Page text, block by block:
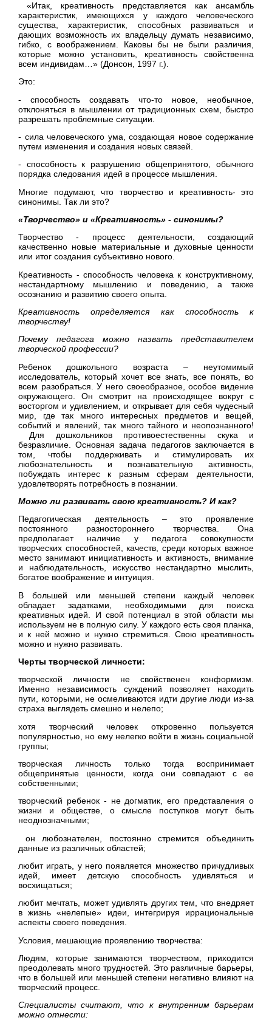
«Итак, креативность представляется как ансамбль
характеристик, имеющихся у каждого человеческого
существа, характеристик, способных развиваться и
дающих возможность их владельцу думать независимо,
гибко, с воображением. Каковы бы не были различия,
которые можно установить, креативность свойственна
всем индивидам…» (Донсон, 1997 г.).
Это:
- способность создавать что-то новое, необычное,
отклоняться в мышлении от традиционных схем, быстро
разрешать проблемные ситуации.
- сила человеческого ума, создающая новое содержание
путем изменения и создания новых связей.
- способность к разрушению общепринятого, обычного
порядка следования идей в процессе мышления.
Многие подумают, что творчество и креативность- это
синонимы. Так ли это?
«Творчество» и «Креативность» - синонимы?
Творчество - процесс деятельности, создающий
качественно новые материальные и духовные ценности
или итог создания субъективно нового.
Креативность - способность человека к конструктивному,
нестандартному мышлению и поведению, а также
осознанию и развитию своего опыта.
Креативность определяется как способность к
творчеству!
Почему педагога можно назвать представителем
творческой профессии?
Ребенок дошкольного возраста – неутомимый
исследователь, который хочет все знать, все понять, во
всем разобраться. У него своеобразное, особое видение
окружающего. Он смотрит на происходящее вокруг с
восторгом и удивлением, и открывает для себя чудесный
мир, где так много интересных предметов и вещей,
событий и явлений, так много тайного и неопознанного!
Для дошкольников противоестественны скука и
безразличие. Основная задача педагогов заключается в
том, чтобы поддерживать и стимулировать их
любознательность и познавательную активность,
побуждать интерес к разным сферам деятельности,
удовлетворять потребность в познании.
Можно ли развивать свою креативность? И как?
Педагогическая деятельность – это проявление
постоянного разностороннего творчества. Она
предполагает наличие у педагога совокупности
творческих способностей, качеств, среди которых важное
место занимают инициативность и активность, внимание
и наблюдательность, искусство нестандартно мыслить,
богатое воображение и интуиция.
В большей или меньшей степени каждый человек
обладает задатками, необходимыми для поиска
креативных идей. И свой потенциал в этой области мы
используем не в полную силу. У каждого есть своя планка,
и к ней можно и нужно стремиться. Свою креативность
можно и нужно развивать.
Черты творческой личности:
творческой личности не свойственен конформизм.
Именно независимость суждений позволяет находить
пути, которыми, не осмеливаются идти другие люди из-за
страха выглядеть смешно и нелепо;
хотя творческий человек откровенно пользуется
популярностью, но ему нелегко войти в жизнь социальной
группы;
творческая личность только тогда воспринимает
общепринятые ценности, когда они совпадают с ее
собственными;
творческий ребенок - не догматик, его представления о
жизни и обществе, о смысле поступков могут быть
неоднозначными;
он любознателен, постоянно стремится объединить
данные из различных областей;
любит играть, у него появляется множество причудливых
идей, имеет детскую способность удивляться и
восхищаться;
любит мечтать, может удивлять других тем, что внедряет
в жизнь «нелепые» идеи, интегрируя иррациональные
аспекты своего поведения.
Условия, мешающие проявлению творчества:
Людям, которые занимаются творчеством, приходится
преодолевать много трудностей. Это различные барьеры,
что в большей или меньшей степени негативно влияют на
творческий процесс.
Специалисты считают, что к внутренним барьерам
можно отнести: